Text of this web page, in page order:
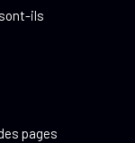
ils
pages